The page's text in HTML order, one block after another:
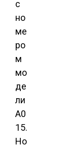
с
но
ме
ро
м
мо
де
ли
A0
15.
Но